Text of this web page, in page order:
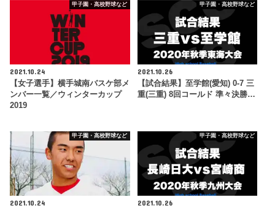
甲子園・高校野球など
2021.10.24
【女子選手】横手城南バスケ部メ
ンバー一覧／ウィンターカップ
2019
甲子園・高校野球など
2021.10.26
【試合結果】至学館(愛知) 0-7 三
重(三重) 8回コールド 準々決勝…
甲子園・高校野球など
2021.10.24
甲子園・高校野球など
2021.10.26